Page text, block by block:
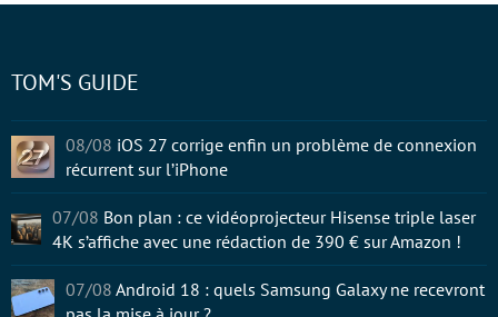
TOM'S GUIDE
08/08 iOS 27 corrige enfin un problème de connexion
récurrent sur l’iPhone
07/08 Bon plan : ce vidéoprojecteur Hisense triple laser
4K s’affiche avec une rédaction de 390 € sur Amazon !
07/08 Android 18 : quels Samsung Galaxy ne recevront